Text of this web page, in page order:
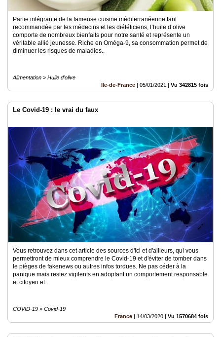
Partie intégrante de la fameuse cuisine méditerranéenne tant
recommandée par les médecins et les diététiciens, l’huile d’olive
comporte de nombreux bienfaits pour notre santé et représente un
véritable allié jeunesse. Riche en Oméga-9, sa consommation permet de
diminuer les risques de maladies..
Alimentation » Huile d'olive
Ile-de-France | 05/01/2021 | Vu 342815 fois
Le Covid-19 : le vrai du faux
Vous retrouvez dans cet article des sources d'ici et d'ailleurs, qui vous
permettront de mieux comprendre le Covid-19 et d'éviter de tomber dans
le pièges de fakenews ou autres infos tordues. Ne pas céder à la
panique mais restez vigilents en adoptant un comportement responsable
et citoyen et..
COVID-19 » Covid-19
France | 14/03/2020 | Vu 1570684 fois